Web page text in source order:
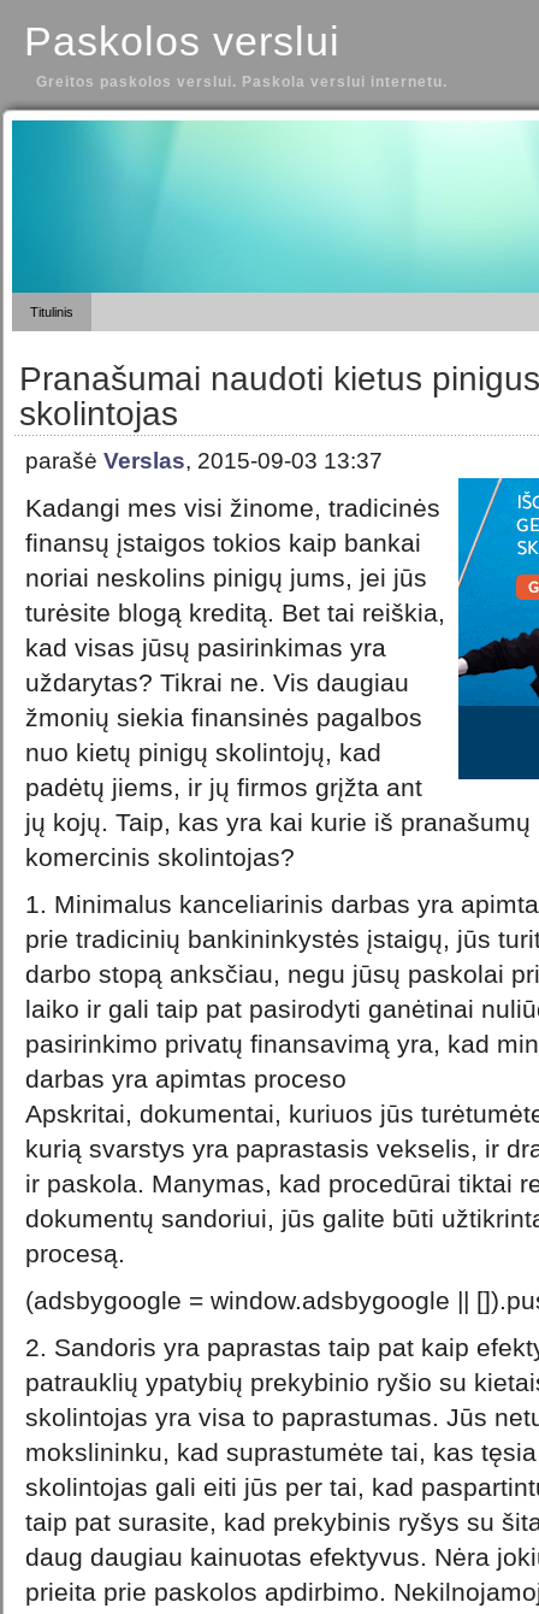
Paskolos verslui
Greitos paskolos verslui. Paskola verslui internetu.
Titulinis
Pranašumai naudoti kietus
skolintojas
parašė Verslas, 2015-09-03 13:37
Kadangi mes visi žinome, tradicinės
finansų įstaigos tokios kaip bankai
noriai neskolins pinigų jums, jei jūs
turėsite blogą kreditą. Bet tai reiškia,
kad visas jūsų pasirinkimas yra
uždarytas? Tikrai ne. Vis daugiau
žmonių siekia finansinės pagalbos
nuo kietų pinigų skolintojų, kad
padėtų jiems, ir jų firmos grįžta ant
jų kojų. Taip, kas yra kai kurie iš
komercinis skolintojas?
1. Minimalus kanceliarinis darbas yra
prie tradicinių bankininkystės įstaigų, jūs
darbo stopą anksčiau, negu jūsų paskolai
laiko ir gali taip pat pasirodyti ganėtinai
pasirinkimo privatų finansavimą yra, kad
darbas yra apimtas proceso
Apskritai, dokumentai, kuriuos jūs
kurią svarstys yra paprastasis vekselis, ir
ir paskola. Manymas, kad procedūrai tiktai
dokumentų sandoriui, jūs galite būti
procesą.
(adsbygoogle = window.adsbygoogle ||
2. Sandoris yra paprastas taip pat kaip
patrauklių ypatybių prekybinio ryšio su
skolintojas yra visa to paprastumas. Jūs
mokslininku, kad suprastumėte tai, kas
skolintojas gali eiti jūs per tai, kad
taip pat surasite, kad prekybinis ryšys su
daug daugiau kainuotas efektyvus. Nėra
prieita prie paskolos apdirbimo.